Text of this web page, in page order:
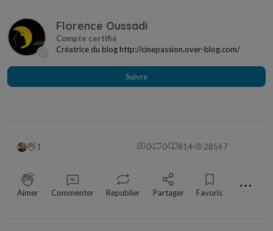
Florence Oussadi
Créatrice du blog http://cinepassion.over-blog.com/
Suivre
1 0 0 814 28567
Aimer Commenter Republier Partager Favoris ⋯